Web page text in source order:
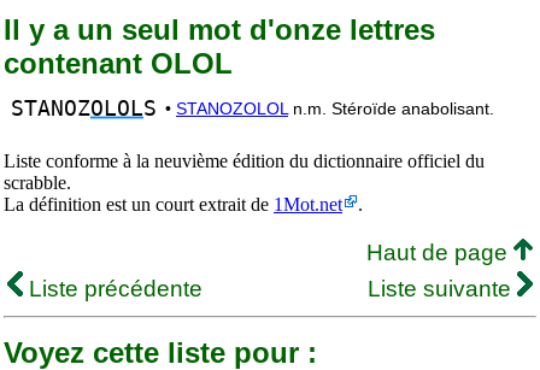
Il y a un seul mot d'onze lettres
contenant OLOL
STANOZOLOLS • STANOZOLOL n.m. Stéroïde anabolisant.
Liste conforme à la neuvième édition du dictionnaire officiel du
scrabble.
La définition est un court extrait de 1Mot.net .
Haut de page
Liste précédente
Liste suivante
Voyez cette liste pour :